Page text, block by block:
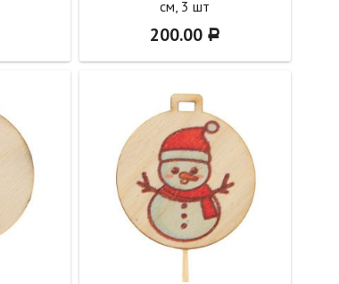
см, 3 шт
200.00 Р